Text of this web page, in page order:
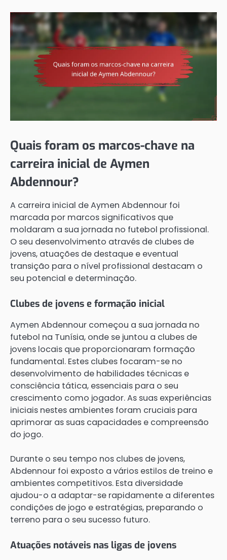
Quais foram os marcos-chave na
carreira inicial de Aymen
Abdennour?
A carreira inicial de Aymen Abdennour foi
marcada por marcos significativos que
moldaram a sua jornada no futebol profissional.
O seu desenvolvimento através de clubes de
jovens, atuações de destaque e eventual
transição para o nível profissional destacam o
seu potencial e determinação.
Clubes de jovens e formação inicial
Aymen Abdennour começou a sua jornada no
futebol na Tunísia, onde se juntou a clubes de
jovens locais que proporcionaram formação
fundamental. Estes clubes focaram-se no
desenvolvimento de habilidades técnicas e
consciência tática, essenciais para o seu
crescimento como jogador. As suas experiências
iniciais nestes ambientes foram cruciais para
aprimorar as suas capacidades e compreensão
do jogo.
Durante o seu tempo nos clubes de jovens,
Abdennour foi exposto a vários estilos de treino e
ambientes competitivos. Esta diversidade
ajudou-o a adaptar-se rapidamente a diferentes
condições de jogo e estratégias, preparando o
terreno para o seu sucesso futuro.
Atuações notáveis nas ligas de jovens